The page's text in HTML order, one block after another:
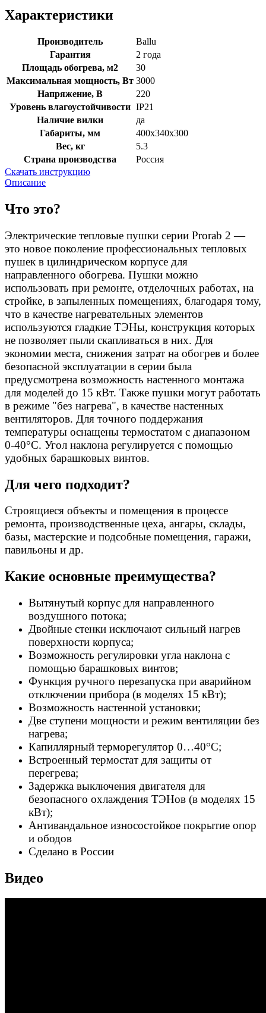
Характеристики
Производитель
Ballu
Гарантия
2 года
Площадь обогрева, м2
30
Максимальная мощность, Вт 3000
Напряжение, В
220
Уровень влагоустойчивости IP21
Наличие вилки
да
Габариты, мм
400х340х300
Вес, кг
5.3
Страна производства
Россия
Скачать инструкцию
Описание
Что это?
Электрические тепловые пушки серии Prorab 2 —
это новое поколение профессиональных тепловых
пушек в цилиндрическом корпусе для
направленного обогрева. Пушки можно
использовать при ремонте, отделочных работах, на
стройке, в запыленных помещениях, благодаря тому,
что в качестве нагревательных элементов
используются гладкие ТЭНы, конструкция которых
не позволяет пыли скапливаться в них. Для
экономии места, снижения затрат на обогрев и более
безопасной эксплуатации в серии была
предусмотрена возможность настенного монтажа
для моделей до 15 кВт. Также пушки могут работать
в режиме "без нагрева", в качестве настенных
вентиляторов. Для точного поддержания
температуры оснащены термостатом с диапазоном
0-40°C. Угол наклона регулируется с помощью
удобных барашковых винтов.
Для чего подходит?
Строящиеся объекты и помещения в процессе
ремонта, производственные цеха, ангары, склады,
базы, мастерские и подсобные помещения, гаражи,
павильоны и др.
Какие основные преимущества?
Вытянутый корпус для направленного
воздушного потока;
Двойные стенки исключают сильный нагрев
поверхности корпуса;
Возможность регулировки угла наклона с
помощью барашковых винтов;
Функция ручного перезапуска при аварийном
отключении прибора (в моделях 15 кВт);
Возможность настенной установки;
Две ступени мощности и режим вентиляции без
нагрева;
Капиллярный терморегулятор 0…40°C;
Встроенный термостат для защиты от
перегрева;
Задержка выключения двигателя для
безопасного охлаждения ТЭНов (в моделях 15
кВт);
Антивандальное износостойкое покрытие опор
и ободов
Сделано в России
Видео